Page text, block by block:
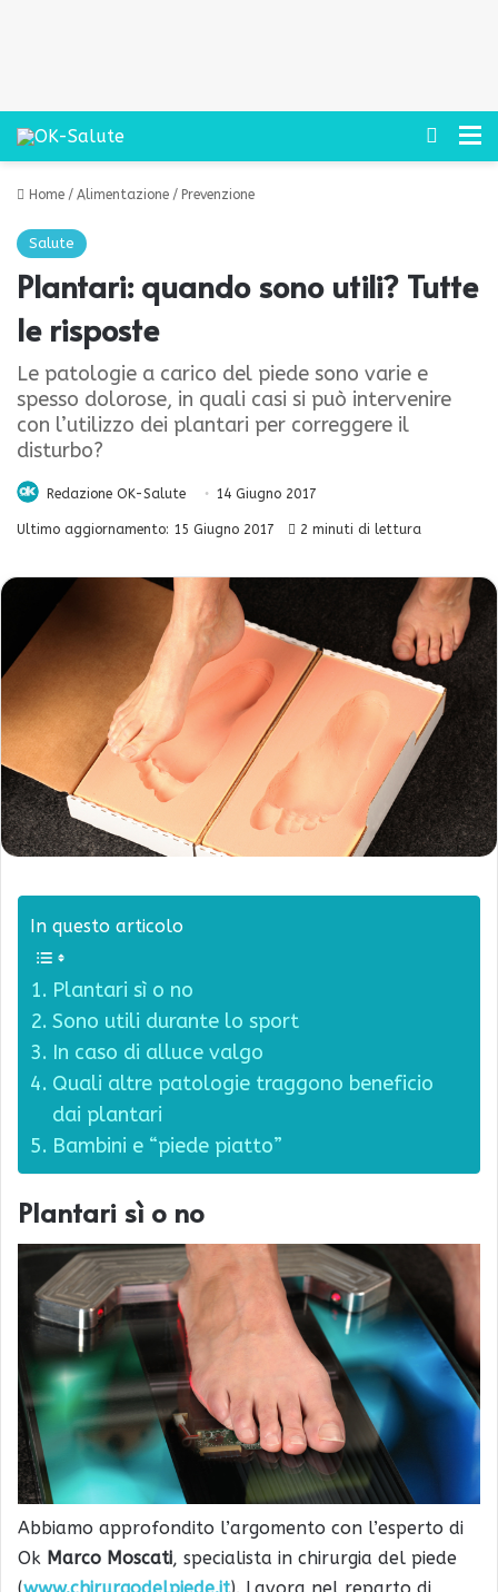
Cerca
Home / Alimentazione / Prevenzione
Salute
Plantari: quando sono utili? Tutte
le risposte
Le patologie a carico del piede sono varie e
spesso dolorose, in quali casi si può intervenire
con l’utilizzo dei plantari per correggere il
disturbo?
Redazione OK-Salute 14 Giugno 2017
Ultimo aggiornamento: 15 Giugno 2017 2 minuti di lettura
In questo articolo
Plantari sì o no
Sono utili durante lo sport
In caso di alluce valgo
Quali altre patologie traggono beneficio
dai plantari
Bambini e “piede piatto”
Plantari sì o no
Abbiamo approfondito l’argomento con l’esperto di
Ok Marco Moscati, specialista in chirurgia del piede